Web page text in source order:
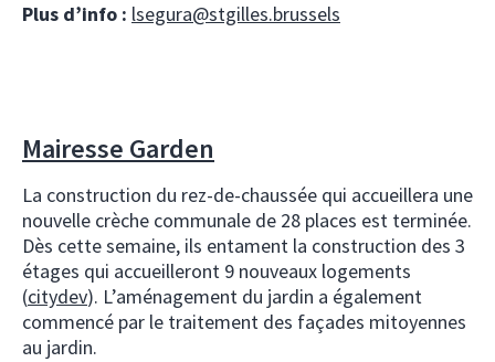
Plus d’info : lsegura@stgilles.brussels
Mairesse Garden
La construction du rez-de-chaussée qui accueillera une
nouvelle crèche communale de 28 places est terminée.
Dès cette semaine, ils entament la construction des 3
étages qui accueilleront 9 nouveaux logements
(citydev). L’aménagement du jardin a également
commencé par le traitement des façades mitoyennes
au jardin.